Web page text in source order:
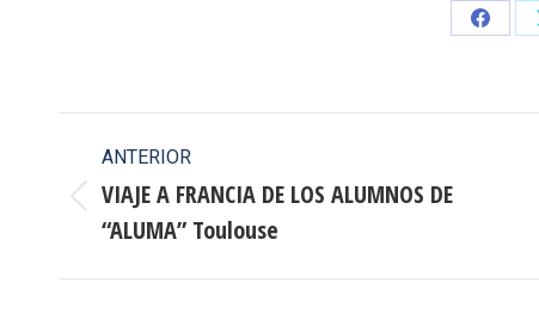
Share
Navegación
entre
publicaciones
ANTERIOR
Publicación
anterior:
VIAJE A FRANCIA DE LOS ALUMNOS DE
“ALUMA” Toulouse